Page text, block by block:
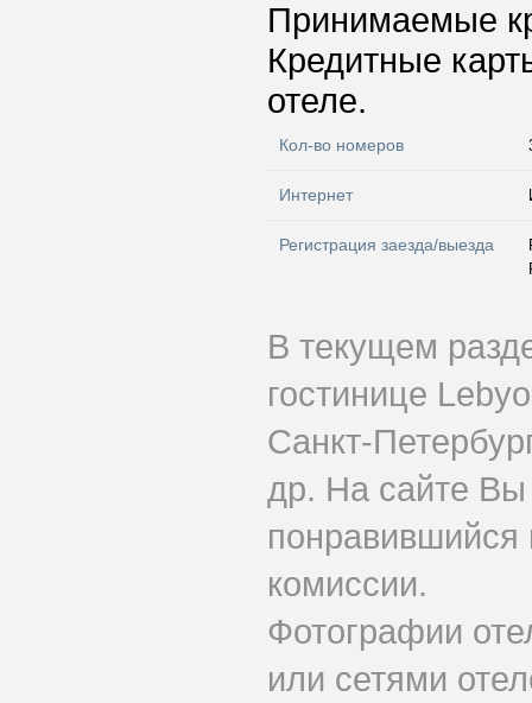
Принимаемые
Кредитные
отеле.
Кол-во номеров
Интернет
Регистрация заезда/выезда
В текущем
гостинице
Санкт-
др. На сайте Вы
понравившийся
комиссии.
Фотографии
или сетями